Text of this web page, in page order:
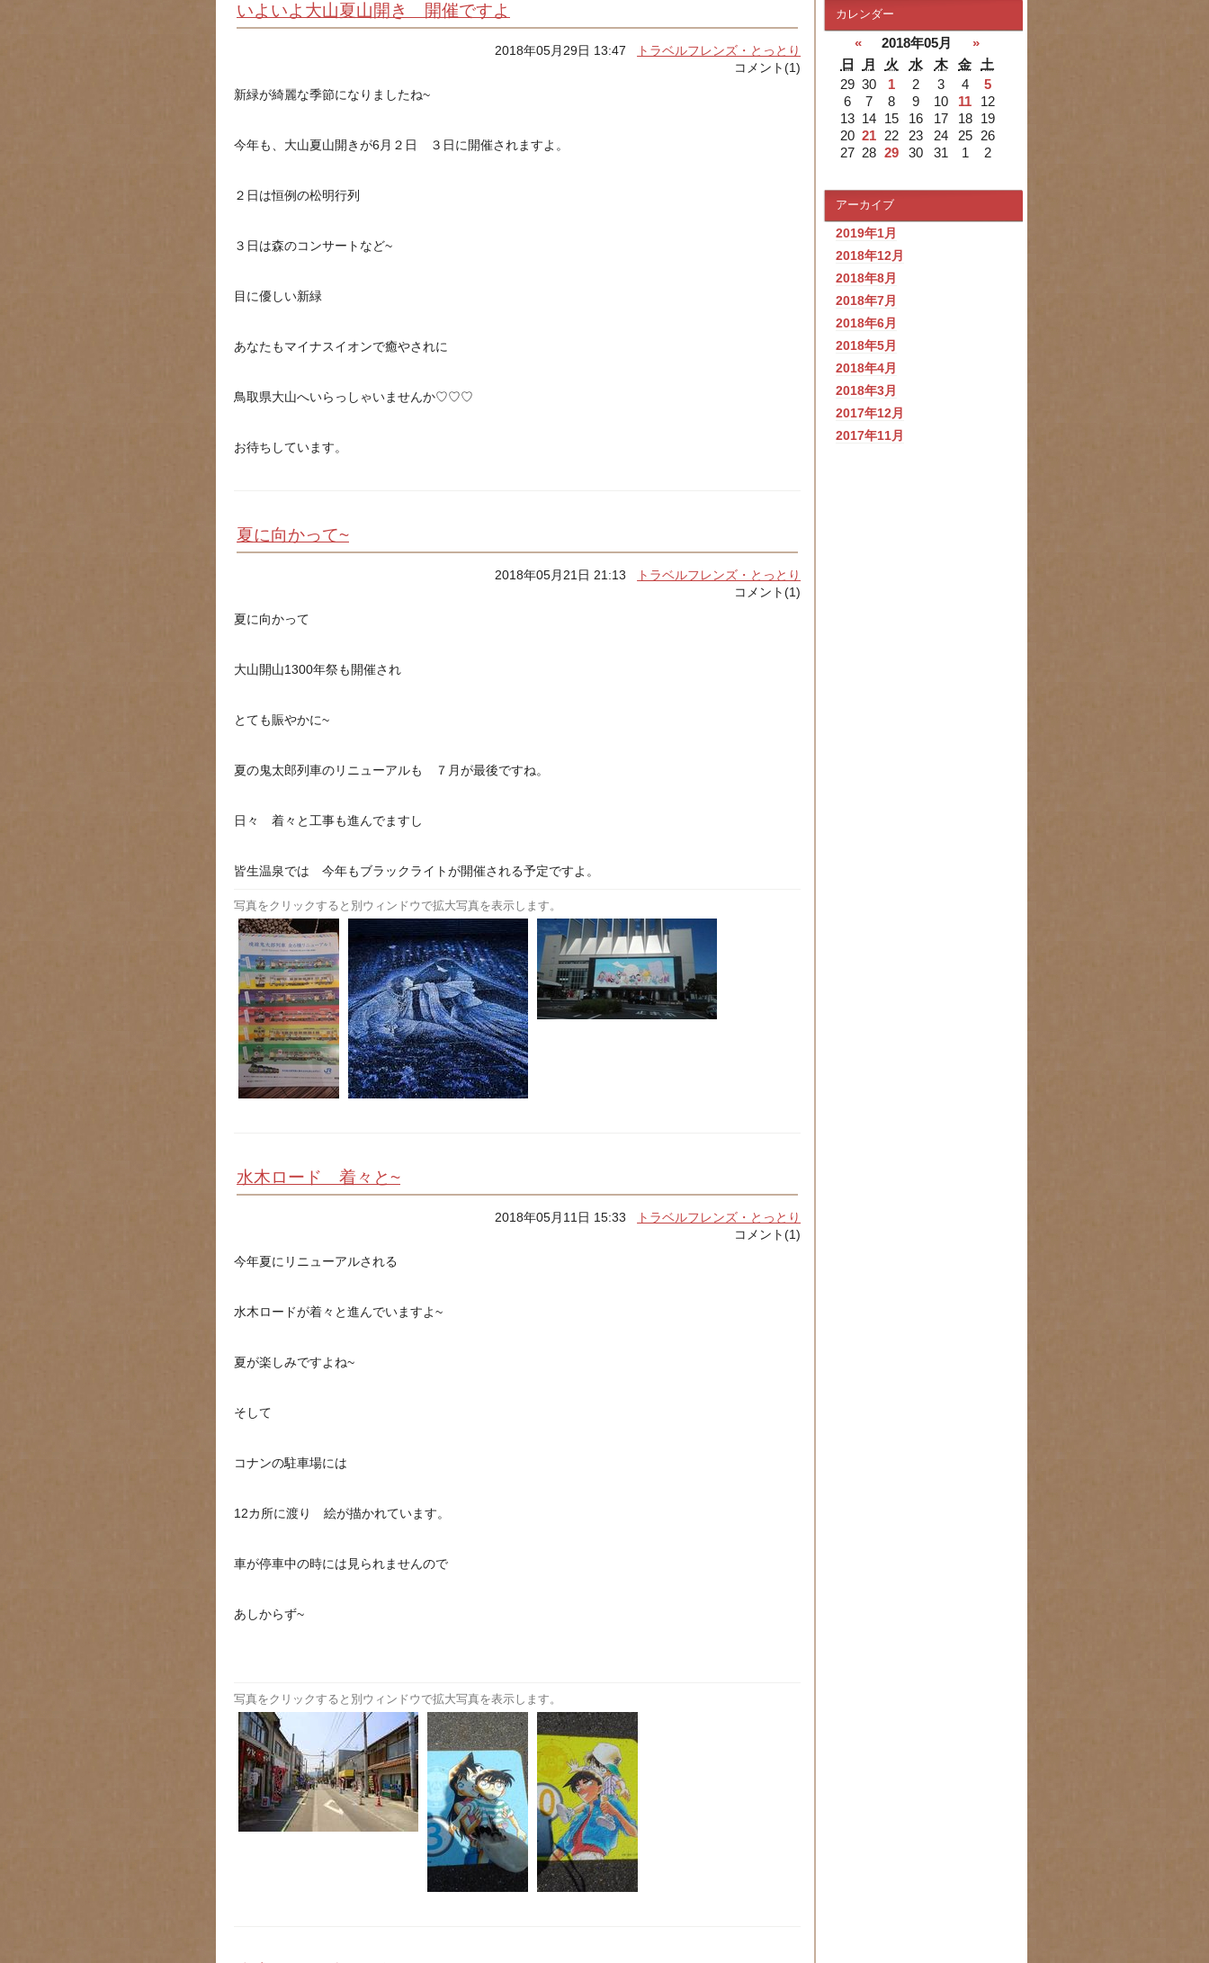
いよいよ大山夏山開き 開催ですよ
2018年05月29日 13:47
トラベルフレンズ・とっとり
コメント(1)
新緑が綺麗な季節になりましたね~
今年も、大山夏山開きが6月２日 ３日に開催されますよ。
２日は恒例の松明行列
３日は森のコンサートなど~
目に優しい新緑
あなたもマイナスイオンで癒やされに
鳥取県大山へいらっしゃいませんか♡♡♡
お待ちしています。
夏に向かって~
2018年05月21日 21:13
トラベルフレンズ・とっとり
コメント(1)
夏に向かって
大山開山1300年祭も開催され
とても賑やかに~
夏の鬼太郎列車のリニューアルも ７月が最後ですね。
日々 着々と工事も進んでますし
皆生温泉では 今年もブラックライトが開催される予定ですよ。
写真をクリックすると別ウィンドウで拡大写真を表示します。
水木ロード 着々と~
2018年05月11日 15:33
トラベルフレンズ・とっとり
コメント(1)
今年夏にリニューアルされる
水木ロードが着々と進んでいますよ~
夏が楽しみですよね~
そして
コナンの駐車場には
12カ所に渡り 絵が描かれています。
車が停車中の時には見られませんので
あしからず~
写真をクリックすると別ウィンドウで拡大写真を表示します。
カレンダー
« 2018年05月
»
日
月 火 水 木 金
土
29 30 1 2 3 4
5
6
7 8 9 10 11
12
13 14 15 16 17 18
19
20 21 22 23 24 25
26
27 28 29 30 31 1 2
アーカイブ
2019年1月
2018年12月
2018年8月
2018年7月
2018年6月
2018年5月
2018年4月
2018年3月
2017年12月
2017年11月